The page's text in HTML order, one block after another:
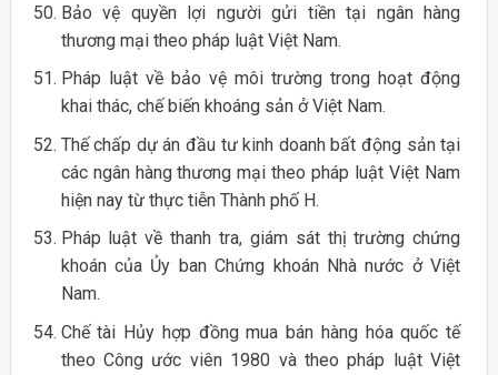
Bảo vệ quyền lợi người gửi tiền tại ngân hàng
thương mại theo pháp luật Việt Nam.
Pháp luật về bảo vệ môi trường trong hoạt động
khai thác, chế biến khoáng sản ở Việt Nam.
Thế chấp dự án đầu tư kinh doanh bất động sản tại
các ngân hàng thương mại theo pháp luật Việt Nam
hiện nay từ thực tiễn Thành phố H.
Pháp luật về thanh tra, giám sát thị trường chứng
khoán của Ủy ban Chứng khoán Nhà nước ở Việt
Nam.
Chế tài Hủy hợp đồng mua bán hàng hóa quốc tế
theo Công ước viên 1980 và theo pháp luật Việt